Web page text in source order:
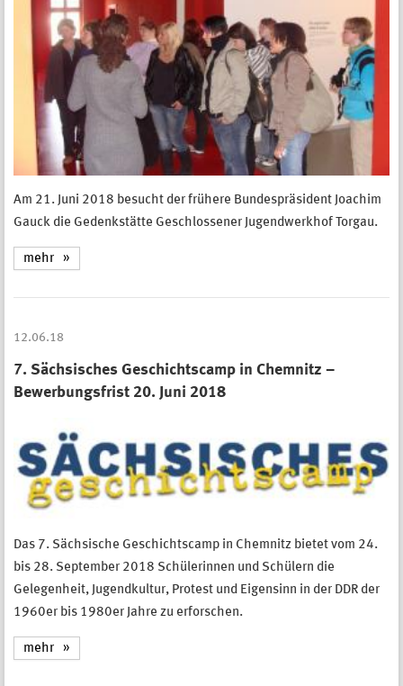
Am 21. Juni 2018 besucht der frühere Bundespräsident Joachim
Gauck die Gedenkstätte Geschlossener Jugendwerkhof Torgau.
mehr
12.06.18
7. Sächsisches Geschichtscamp in Chemnitz –
Bewerbungsfrist 20. Juni 2018
Das 7. Sächsische Geschichtscamp in Chemnitz bietet vom 24.
bis 28. September 2018 Schülerinnen und Schülern die
Gelegenheit, Jugendkultur, Protest und Eigensinn in der DDR der
1960er bis 1980er Jahre zu erforschen.
mehr